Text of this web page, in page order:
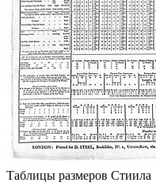
Таблицы размеров Стиила